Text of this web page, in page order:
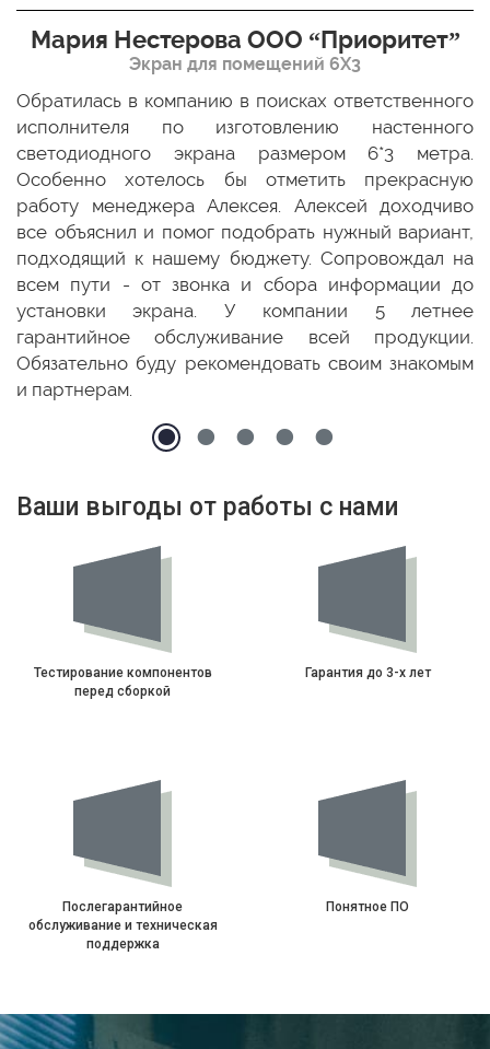
Мария Нестерова ООО “Приоритет”
Экран для помещений 6Х3
Обратилась в компанию в поисках ответственного
исполнителя по изготовлению настенного
светодиодного экрана размером 6*3 метра.
Особенно хотелось бы отметить прекрасную
работу менеджера Алексея. Алексей доходчиво
все объяснил и помог подобрать нужный вариант,
подходящий к нашему бюджету. Сопровождал на
всем пути - от звонка и сбора информации до
установки экрана. У компании 5 летнее
гарантийное обслуживание всей продукции.
Обязательно буду рекомендовать своим знакомым
и партнерам.
Ваши выгоды от работы с нами
Тестирование компонентов
перед сборкой
Гарантия до 3-х лет
Послегарантийное
обслуживание и техническая
поддержка
Понятное ПО